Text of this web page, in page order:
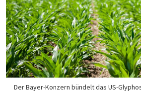
Der Bayer-Konzern bündelt das US-